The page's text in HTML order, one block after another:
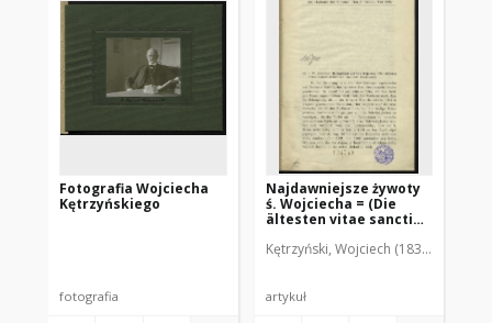
Fotografia Wojciecha
Kętrzyńskiego
fotografia
Najdawniejsze żywoty
ś. Wojciecha = (Die
ältesten vitae sancti
Verfasser)
Kętrzyński, Wojciech (1838-1918)
artykuł